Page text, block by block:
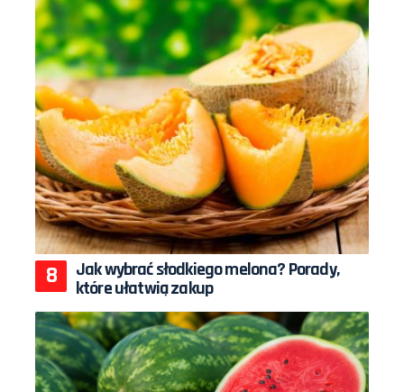
Jak wybrać słodkiego melona? Porady,
które ułatwią zakup